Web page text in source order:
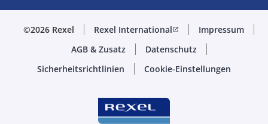
©2026 Rexel Rexel Internationalopen_in_new
Impressum
AGB & Zusatz
Datenschutz
Sicherheitsrichtlinien
Cookie-Einstellungen